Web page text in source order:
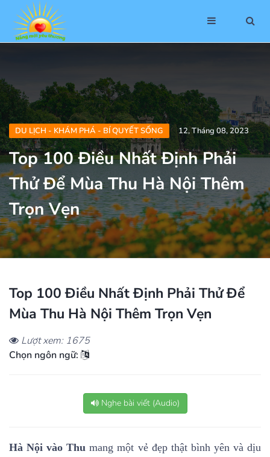
DU LỊCH - KHÁM PHÁ - BÍ QUYẾT SỐNG 12, Tháng 08, 2023
Top 100 Điều Nhất Định Phải
Thử Để Mùa Thu Hà Nội Thêm
Trọn Vẹn
Top 100 Điều Nhất Định Phải Thử Để
Mùa Thu Hà Nội Thêm Trọn Vẹn
Lượt xem: 1675
Chọn ngôn ngữ:
Nghe bài viết (Audio)
Hà Nội vào Thu mang một vẻ đẹp thật bình yên và dịu